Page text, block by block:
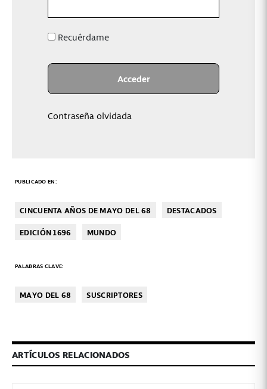
Recuérdame
Contraseña olvidada
PUBLICADO EN:
CINCUENTA AÑOS DE MAYO DEL 68
DESTACADOS
EDICIÓN 1696
MUNDO
PALABRAS CLAVE:
MAYO DEL 68 SUSCRIPTORES
ARTÍCULOS RELACIONADOS